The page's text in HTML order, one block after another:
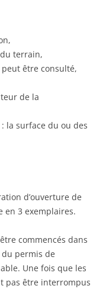
terrain,
peut être consulté,
de la
la surface du ou des
d’ouverture de
en 3 exemplaires.
commencés dans
permis de
Une fois que les
pas être interrompus